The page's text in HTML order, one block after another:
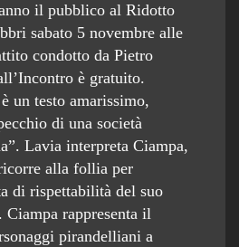
il pubblico al Ridotto
sabato 5 novembre alle
condotto da Pietro
è gratuito.
un testo amarissimo,
di una società
Lavia interpreta Ciampa,
alla follia per
di rispettabilità del suo
rappresenta il
pirandelliani a